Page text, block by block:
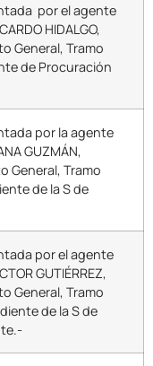
por el agente
HIDALGO,
General, Tramo
de Procuración
por la agente
GUZMÁN,
General, Tramo
de la S de
por el agente
GUTIÉRREZ,
General, Tramo
de la S de